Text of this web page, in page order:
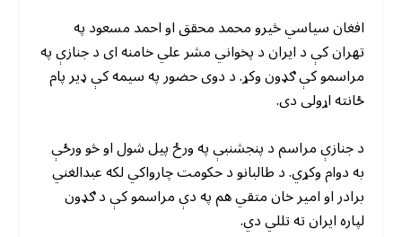
افغان سیاسي څیرو محمد محقق او احمد مسعود په
تهران کې د ایران د پخواني مشر علي خامنه ای د جنازې په
مراسمو کې ګډون وکړ. د دوی حضور په سیمه کې ډیر پام
ځانته اړولی دی.
د جنازې مراسم د پنجشنبې په ورځ پیل شول او څو ورځې
به دوام وکړي. د طالبانو د حکومت چارواکي لکه عبدالغني
برادر او امیر خان متقي هم په دې مراسمو کې د ګډون
لپاره ایران ته تللي دي.